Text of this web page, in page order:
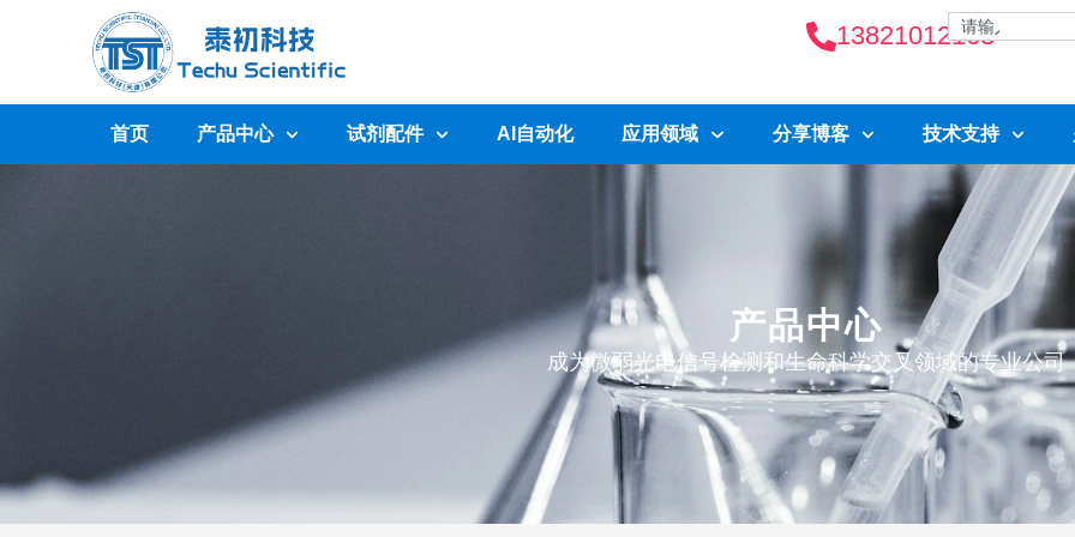
13821012163
首页 产品中心 试剂配件 AI自动化 应用领域 分享博客 技术支持
产品中心
成为微弱光电信号检测和生命科学交叉领域的专业公司